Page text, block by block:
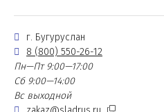
г. Бугуруслан
8 (800) 550-26-12
Пн—Пт 9:00—17:00
Сб 9:00—14:00
Вс выходной